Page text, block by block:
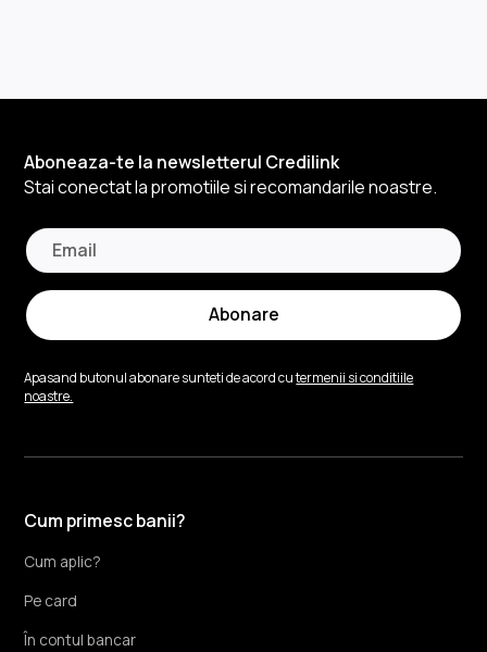
Aboneaza-te la newsletterul Credilink
Stai conectat la promotiile si recomandarile noastre.
Abonare
Apasand butonul abonare sunteti de acord cutermenii si conditiile
noastre.
Cum primesc banii?
Cum aplic?
Pe card
În contul bancar